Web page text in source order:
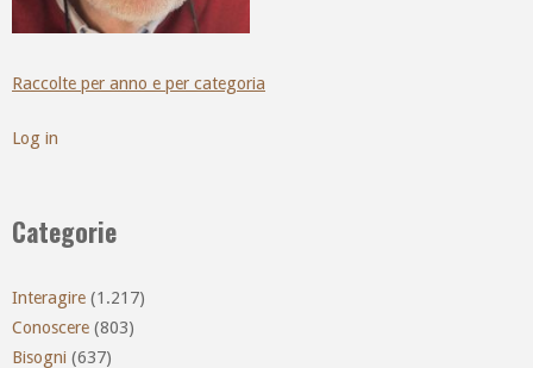
Raccolte per anno e per categoria
Log in
Categorie
Interagire (1.217)
Conoscere (803)
Bisogni (637)